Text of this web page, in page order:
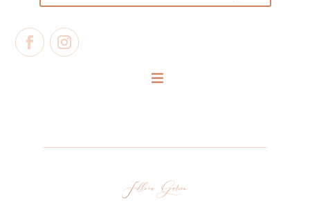
Fille ou Garçon